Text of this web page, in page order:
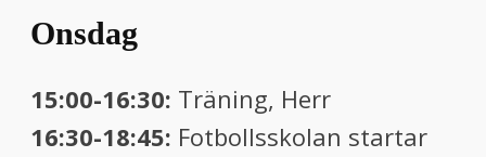
Onsdag
15:00-16:30: Träning, Herr
16:30-18:45: Fotbollsskolan startar